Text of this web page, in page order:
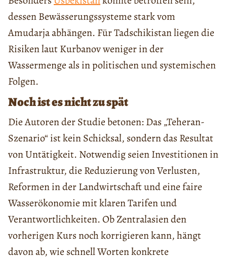
dessen Bewässerungssysteme stark vom
Amudarja abhängen. Für Tadschikistan liegen die
Risiken laut Kurbanov weniger in der
Wassermenge als in politischen und systemischen
Folgen.
Noch ist es nicht zu spät
Die Autoren der Studie betonen: Das „Teheran-
Szenario“ ist kein Schicksal, sondern das Resultat
von Untätigkeit. Notwendig seien Investitionen in
Infrastruktur, die Reduzierung von Verlusten,
Reformen in der Landwirtschaft und eine faire
Wasserökonomie mit klaren Tarifen und
Verantwortlichkeiten. Ob Zentralasien den
vorherigen Kurs noch korrigieren kann, hängt
davon ab, wie schnell Worten konkrete